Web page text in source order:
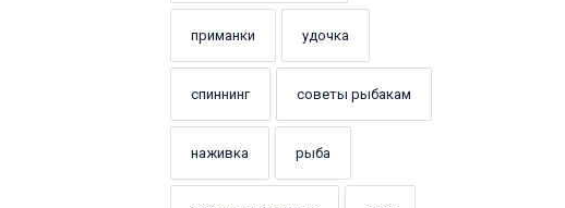
приманки удочка
спиннинг советы рыбакам
наживка рыба